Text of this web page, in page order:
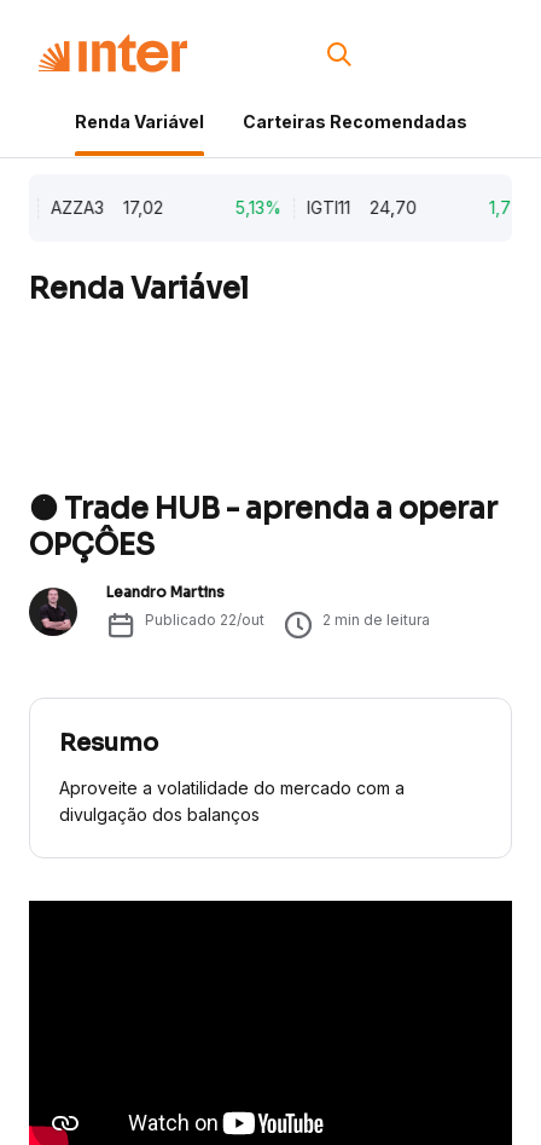
Renda Variável Carteiras Recomendadas
AZZA3 17,02 5,13% IGTI11 24,70 1,77%
Renda Variável
🟠 Trade HUB - aprenda a operar
OPÇÔES
Leandro Martins
Publicado 22/out 2 min de leitura
Resumo
Aproveite a volatilidade do mercado com a
divulgação dos balanços